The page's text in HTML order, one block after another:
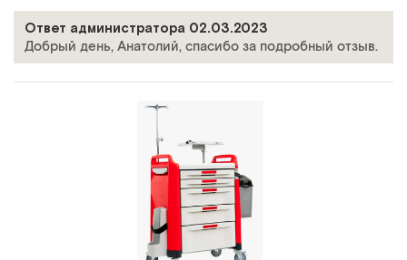
Ответ администратора 02.03.2023
Добрый день, Анатолий, спасибо за подробный отзыв.